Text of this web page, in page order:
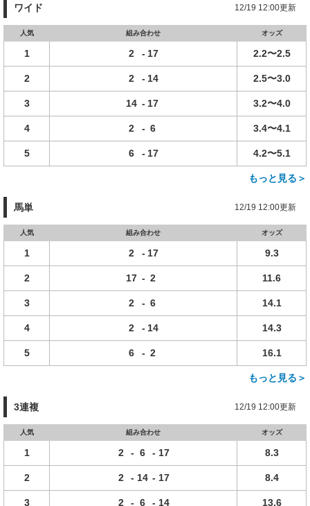
ワイド 12/19 12:00更新
人気 組み合わせ オッズ
1 2 - 17 2.2〜2.5
2 2 - 14 2.5〜3.0
3 14 - 17 3.2〜4.0
4 2 - 6 3.4〜4.1
5 6 - 17 4.2〜5.1
もっと見る＞
馬単 12/19 12:00更新
人気 組み合わせ オッズ
1 2 - 17 9.3
2 17 - 2 11.6
3 2 - 6 14.1
4 2 - 14 14.3
5 6 - 2 16.1
もっと見る＞
3連複 12/19 12:00更新
人気 組み合わせ オッズ
1 2 - 6 - 17 8.3
2 2 - 14 - 17 8.4
3 2 - 6 - 14 13.6